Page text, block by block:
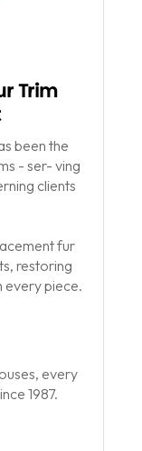
Trim
been the
- ser- ving
clients
fur
restoring
every piece.
every
1987.